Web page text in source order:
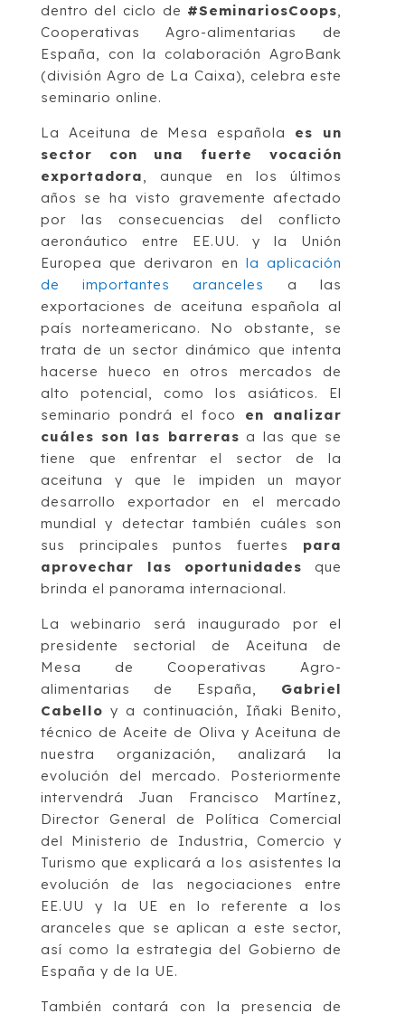
dentro del ciclo de #SeminariosCoops,
Cooperativas Agro-alimentarias de
España, con la colaboración AgroBank
(división Agro de La Caixa), celebra este
seminario online.
La Aceituna de Mesa española es un
sector con una fuerte vocación
exportadora, aunque en los últimos
años se ha visto gravemente afectado
por las consecuencias del conflicto
aeronáutico entre EE.UU. y la Unión
Europea que derivaron en la aplicación
de importantes aranceles
a las
exportaciones de aceituna española al
país norteamericano. No obstante, se
trata de un sector dinámico que intenta
hacerse hueco en otros mercados de
alto potencial, como los asiáticos. El
seminario pondrá el foco
en analizar
cuáles son las barreras a las que se
tiene que enfrentar el sector de la
aceituna y que le impiden un mayor
desarrollo exportador en el mercado
mundial y detectar también cuáles son
sus principales puntos fuertes para
aprovechar las oportunidades que
brinda el panorama internacional.
La webinario será inaugurado por el
presidente sectorial de Aceituna de
Mesa de Cooperativas Agro-
alimentarias de España, Gabriel
Cabello y a continuación, Iñaki Benito,
técnico de Aceite de Oliva y Aceituna de
nuestra organización, analizará la
evolución del mercado. Posteriormente
intervendrá Juan Francisco Martínez,
Director General de Política Comercial
del Ministerio de Industria, Comercio y
Turismo que explicará a los asistentes la
evolución de las negociaciones entre
EE.UU y la UE en lo referente a los
aranceles que se aplican a este sector,
así como la estrategia del Gobierno de
España y de la UE.
También contará con la presencia de